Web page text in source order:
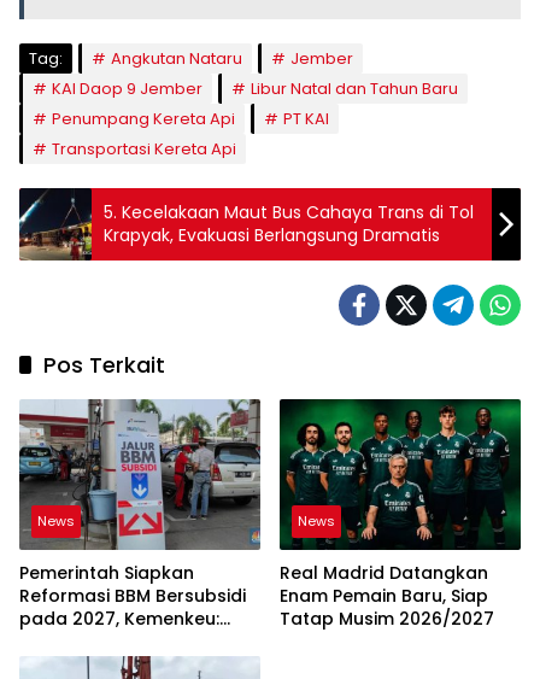
Tag: Angkutan Nataru
Jember
KAI Daop 9 Jember
Libur Natal dan Tahun Baru
Penumpang Kereta Api
PT KAI
Transportasi Kereta Api
5. Kecelakaan Maut Bus Cahaya Trans di Tol
Krapyak, Evakuasi Berlangsung Dramatis
Pos Terkait
News
Pemerintah Siapkan
Reformasi BBM Bersubsidi
pada 2027, Kemenkeu:
dan Berkeadilan
News
Real Madrid Datangkan
Enam Pemain Baru, Siap
Tatap Musim 2026/2027